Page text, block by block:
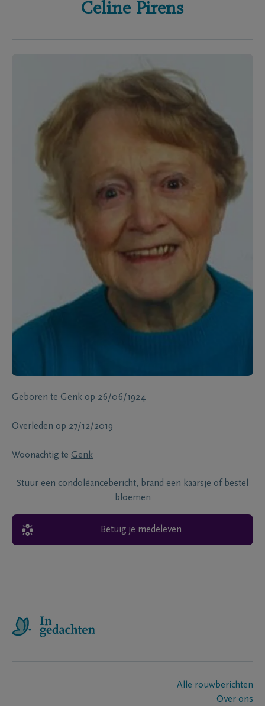
Celine Pirens
Geboren te Genk op 26/06/1924
Overleden op 27/12/2019
Woonachtig te Genk
Stuur een condoléancebericht, brand een kaarsje of bestel
bloemen
Betuig je medeleven
Alle rouwberichten
Over ons